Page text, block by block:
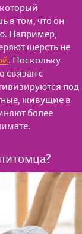
в том, что он
Например,
шерсть не
. Поскольку
связан с
под
живущие в
более